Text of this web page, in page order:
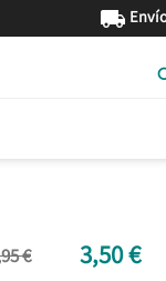

€ 3,50 €